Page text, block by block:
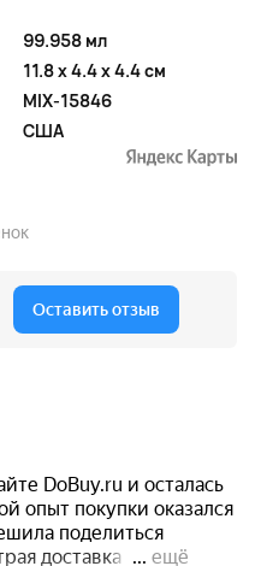
99.958 мл
11.8 x 4.4 x 4.4 см
MIX-15846
США